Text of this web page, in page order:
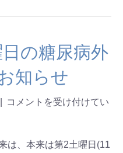
の糖尿病外
知らせ
コメントを受け付けてい
は、本来は第2土曜日(11